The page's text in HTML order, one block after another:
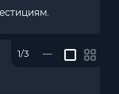
1/3 —